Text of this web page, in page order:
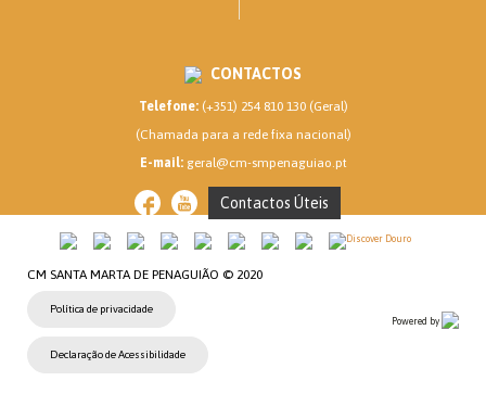
CONTACTOS
Telefone:(+351) 254 810 130 (Geral)
(Chamada para a rede fixa nacional)
E-mail:geral@cm-smpenaguiao.pt
Contactos Úteis
CM SANTA MARTA DE PENAGUIÃO © 2020
Política de privacidade
Declaração de Acessibilidade
Powered by